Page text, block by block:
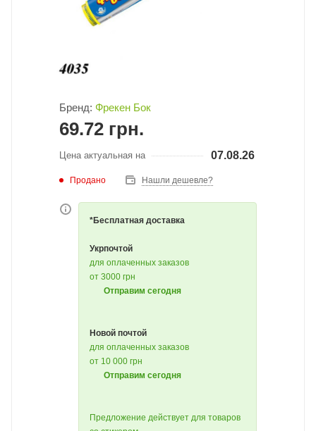
Бренд: Фрекен Бок
69.72 грн.
Цена актуальная на 07.08.26
Продано Нашли дешевле?
*Бесплатная доставка
Укрпочтой
для оплаченных заказов
от 3000 грн
Отправим сегодня
Новой почтой
для оплаченных заказов
от 10 000 грн
Отправим сегодня
Предложение действует для товаров